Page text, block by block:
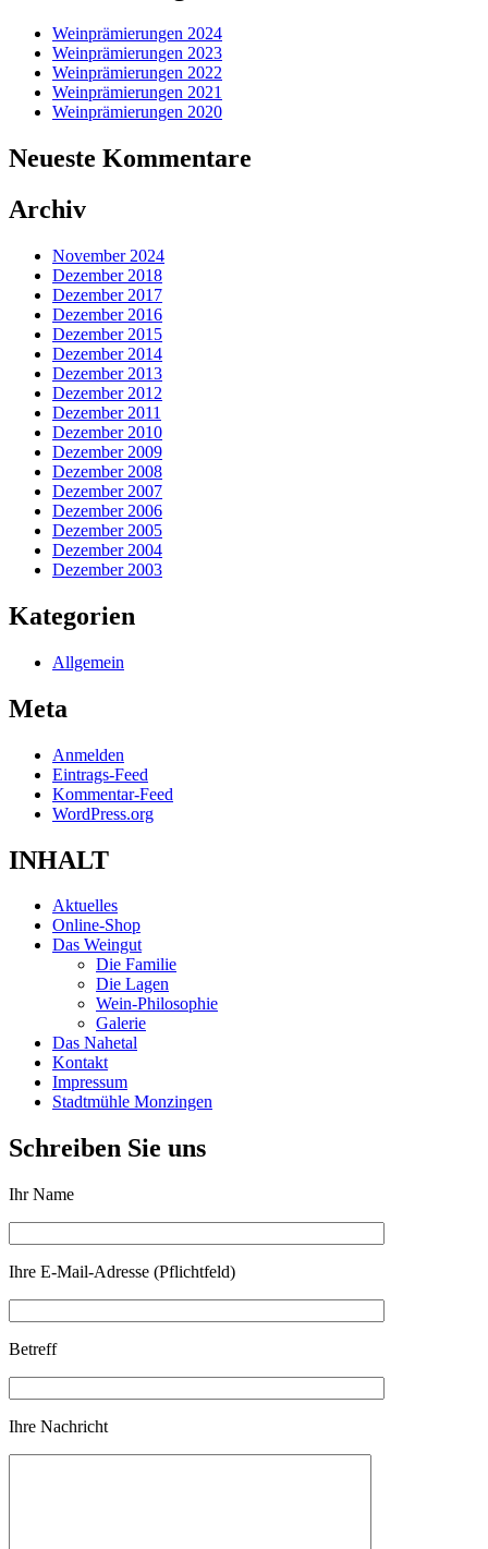
Weinprämierungen 2024
Weinprämierungen 2023
Weinprämierungen 2022
Weinprämierungen 2021
Weinprämierungen 2020
Neueste Kommentare
Archiv
November 2024
Dezember 2018
Dezember 2017
Dezember 2016
Dezember 2015
Dezember 2014
Dezember 2013
Dezember 2012
Dezember 2011
Dezember 2010
Dezember 2009
Dezember 2008
Dezember 2007
Dezember 2006
Dezember 2005
Dezember 2004
Dezember 2003
Kategorien
Allgemein
Meta
Anmelden
Eintrags-Feed
Kommentar-Feed
WordPress.org
INHALT
Aktuelles
Online-Shop
Das Weingut
Die Familie
Die Lagen
Wein-Philosophie
Galerie
Das Nahetal
Kontakt
Impressum
Stadtmühle Monzingen
Schreiben Sie uns
Ihr Name
Ihre E-Mail-Adresse (Pflichtfeld)
Betreff
Ihre Nachricht